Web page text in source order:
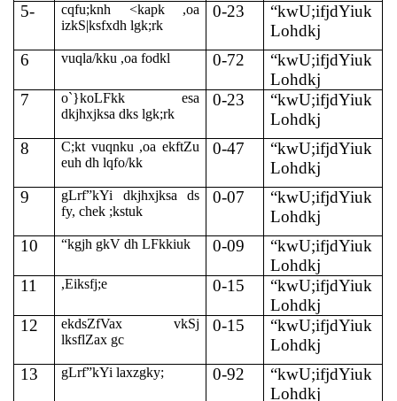
5-
cqfu;knh <kapk ,oa
izkS|ksfxdh lgk;rk
0-23
“kwU;ifjdYiuk
Lohdkj
6
vuqla/kku ,oa fodkl 0-72
“kwU;ifjdYiuk
Lohdkj
7
o`}koLFkk esa
dkjhxjksa dks lgk;rk
0-23
“kwU;ifjdYiuk
Lohdkj
8
C;kt vuqnku ,oa ekftZu
euh dh lqfo/kk
0-47
“kwU;ifjdYiuk
Lohdkj
9
gLrf”kYi dkjhxjksa ds
fy, chek ;kstuk
0-07
“kwU;ifjdYiuk
Lohdkj
10
“kgjh gkV dh LFkkiuk 0-09
“kwU;ifjdYiuk
Lohdkj
11
,Eiksfj;e 0-15
“kwU;ifjdYiuk
Lohdkj
12
ekdsZfVax vkSj
lksflZax gc
0-15
“kwU;ifjdYiuk
Lohdkj
13
gLrf”kYi laxzgky; 0-92
“kwU;ifjdYiuk
Lohdkj